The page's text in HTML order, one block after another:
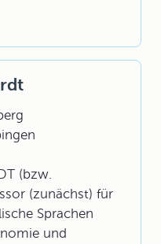
(bzw.
(zunächst) für
Sprachen
und